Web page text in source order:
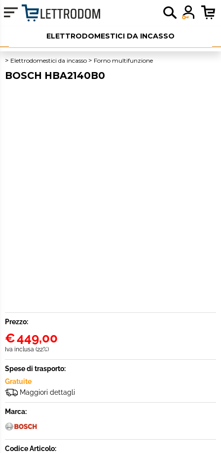
ELETTRODOMESTICI DA INCASSO
ELETTRODOMESTICI LIBERA INSTALLAZIONE
PICCOLI ELETTRODOMESTICI
Elettrodomestici da incasso Forno multifunzione
BOSCH HBA2140B0
Prezzo:
€449,00
Iva inclusa (22%)
Spese di trasporto:
Gratuite
Maggiori dettagli
Marca:
Codice Articolo: